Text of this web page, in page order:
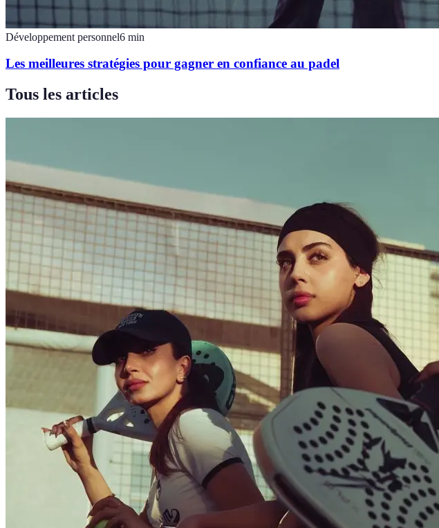
Développement personnel6 min
Les meilleures stratégies pour gagner en confiance au padel
Tous les articles